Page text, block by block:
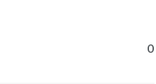
0